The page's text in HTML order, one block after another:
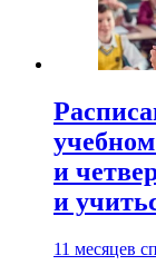
и
и
11 месяцев